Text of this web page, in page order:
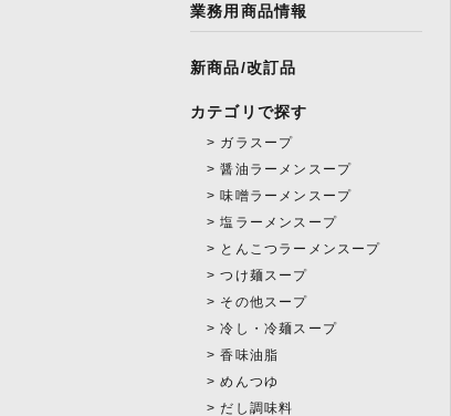
業務用商品情報
新商品/改訂品
カテゴリで探す
ガラスープ
醤油ラーメンスープ
味噌ラーメンスープ
塩ラーメンスープ
とんこつラーメンスープ
つけ麺スープ
その他スープ
冷し・冷麺スープ
香味油脂
めんつゆ
だし調味料